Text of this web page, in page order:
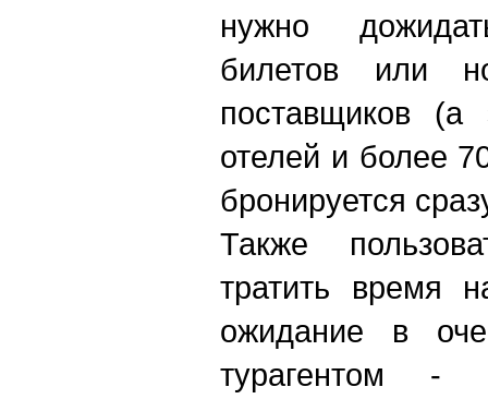
нужно
билетов или
поставщиков
отелей и более
бронируется
Также
тратить время
ожидание в
турагентом -